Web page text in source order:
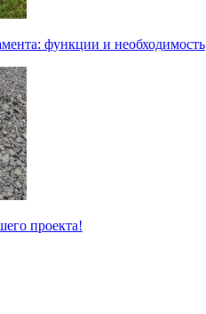
функции и необходимость
проекта!